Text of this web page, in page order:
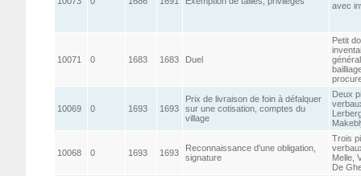
avec
10071 0 1683 1683 Duel
Petit
10069 0 1693 1693
Prix de livraison de foin à défalquer
sur une cotisation, comptes du
village
Deux
10068 0 1693 1693
Reconnaissance d'une obligation,
signature
Trois
Melle,
De